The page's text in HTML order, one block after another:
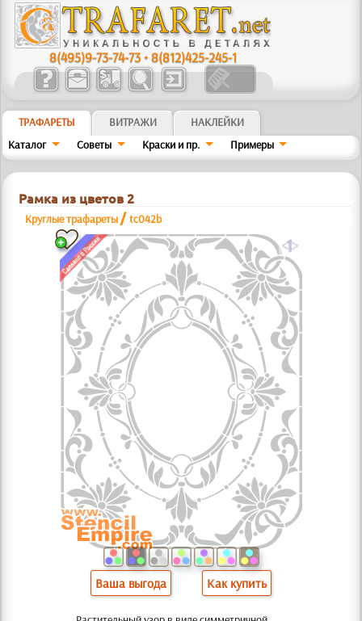
8(495)9-73-74-73 •8(812)425-245-1
ТРАФАРЕТЫ ВИТРАЖИ
НАКЛЕЙКИ
Каталог
Советы Краски и пр. Примеры
Рамка из цветов 2
Круглые трафареты /tc042b
a
Ваша выгода Как купить